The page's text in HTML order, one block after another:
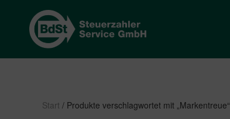
Start / Produkte verschlagwortet mit „Markentreue“